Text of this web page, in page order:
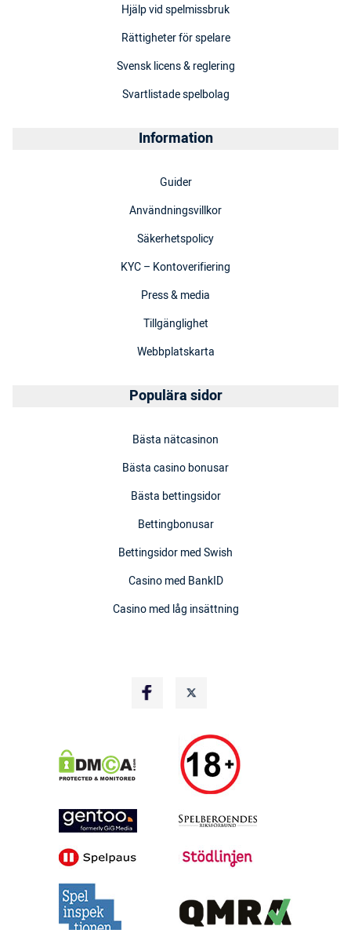
Hjälp vid spelmissbruk
Rättigheter för spelare
Svensk licens & reglering
Svartlistade spelbolag
Information
Guider
Användningsvillkor
Säkerhetspolicy
KYC – Kontoverifiering
Press & media
Tillgänglighet
Webbplatskarta
Populära sidor
Bästa nätcasinon
Bästa casino bonusar
Bästa bettingsidor
Bettingbonusar
Bettingsidor med Swish
Casino med BankID
Casino med låg insättning